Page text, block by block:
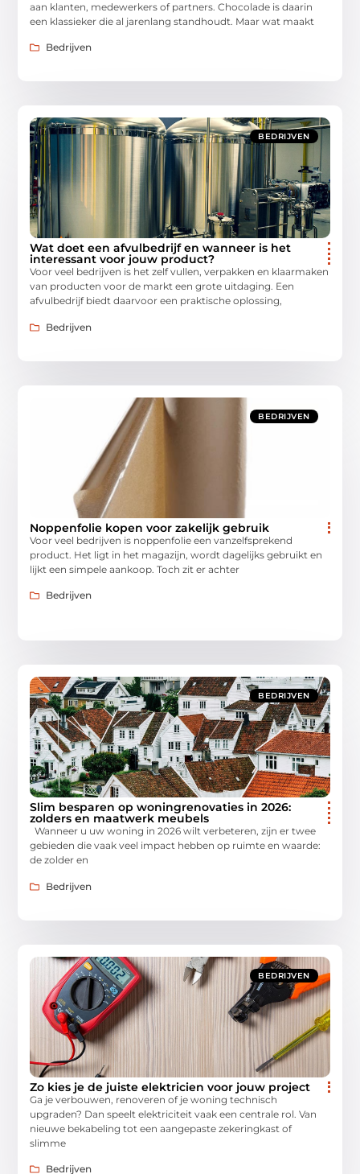
aan klanten, medewerkers of partners. Chocolade is daarin
een klassieker die al jarenlang standhoudt. Maar wat maakt
Bedrijven
BEDRIJVEN
Wat doet een afvulbedrijf en wanneer is het
interessant voor jouw product?
Voor veel bedrijven is het zelf vullen, verpakken en klaarmaken
van producten voor de markt een grote uitdaging. Een
afvulbedrijf biedt daarvoor een praktische oplossing,
Bedrijven
BEDRIJVEN
Noppenfolie kopen voor zakelijk gebruik
Voor veel bedrijven is noppenfolie een vanzelfsprekend
product. Het ligt in het magazijn, wordt dagelijks gebruikt en
lijkt een simpele aankoop. Toch zit er achter
Bedrijven
BEDRIJVEN
Slim besparen op woningrenovaties in 2026:
zolders en maatwerk meubels
Wanneer u uw woning in 2026 wilt verbeteren, zijn er twee
gebieden die vaak veel impact hebben op ruimte en waarde:
de zolder en
Bedrijven
BEDRIJVEN
Zo kies je de juiste elektricien voor jouw project
Ga je verbouwen, renoveren of je woning technisch
upgraden? Dan speelt elektriciteit vaak een centrale rol. Van
nieuwe bekabeling tot een aangepaste zekeringkast of
slimme
Bedrijven